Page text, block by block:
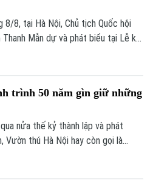
8/8, tại Hà Nội, Chủ tịch Quốc hội
Thanh Mẫn dự và phát biểu tại Lễ kỷ
Cùng dự buổi lễ có Ủy viên Bộ
Tú.
trình 50 năm gìn giữ những
nửa thế kỷ thành lập và phát
Vườn thú Hà Nội hay còn gọi là